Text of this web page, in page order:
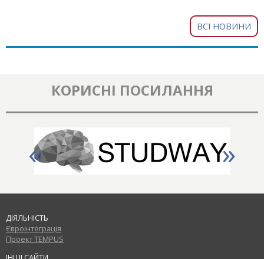
ВСІ НОВИНИ
КОРИСНІ ПОСИЛАННЯ
« »
ДІЯЛЬНІСТЬ
Євроінтеграція
Проект TEMPUS